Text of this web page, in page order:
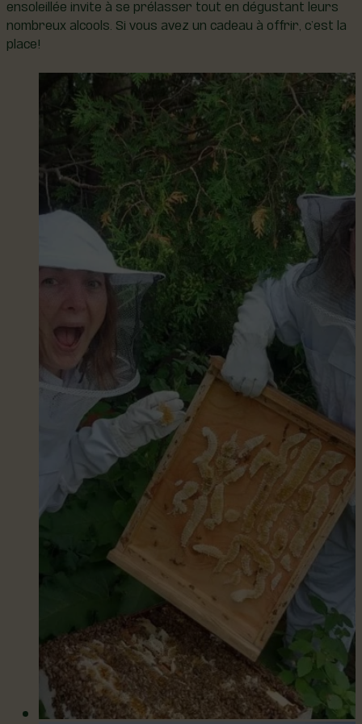
ensoleillée invite à se prélasser tout en dégustant leurs
nombreux alcools. Si vous avez un cadeau à offrir, c’est la
place!